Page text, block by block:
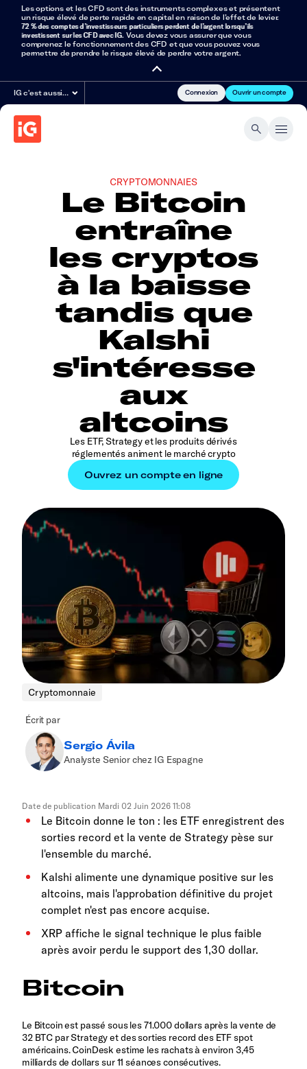
Les options et les CFD sont des instruments complexes et présentent
un risque élevé de perte rapide en capital en raison de l’effet de levier.
72 % des comptes d’investisseurs particuliers perdent de l’argent lorsqu’ils
investissent sur les CFD avec IG. Vous devez vous assurer que vous
comprenez le fonctionnement des CFD et que vous pouvez vous
permettre de prendre le risque élevé de perdre votre argent.
IG c'est aussi… Connexion Ouvrir un compte
CRYPTOMONNAIES
Le Bitcoin
entraîne
les cryptos
à la baisse
tandis que
Kalshi
s'intéresse
aux
altcoins
Les ETF, Strategy et les produits dérivés
réglementés animent le marché crypto
Cryptomonnaie
Écrit par
Sergio Ávila
Analyste Senior chez IG Espagne
Date de publication Mardi 02 Juin 2026 11:08
Le Bitcoin donne le ton : les ETF enregistrent des
sorties record et la vente de Strategy pèse sur
l'ensemble du marché.
Kalshi alimente une dynamique positive sur les
altcoins, mais l'approbation définitive du projet
complet n'est pas encore acquise.
XRP affiche le signal technique le plus faible
après avoir perdu le support des 1,30 dollar.
Bitcoin
Le Bitcoin est passé sous les 71.000 dollars après la vente de
32 BTC par Strategy et des sorties record des ETF spot
américains. CoinDesk estime les rachats à environ 3,45
milliards de dollars sur 11 séances consécutives.